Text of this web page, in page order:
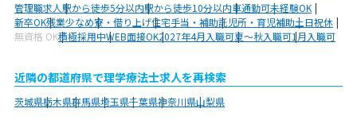
管理職求人駅から徒歩5分以内駅から徒歩10分以内車通勤可未経験OK
新卒OK残業少なめ寮・借り上げ住宅手当・補助託児所・育児補助土日祝休
無資格 OK積極採用中WEB面接OK2027年4月入職可夏～秋入職可1月入職可
近隣の都道府県で理学療法士求人を再検索
茨城県栃木県群馬県埼玉県千葉県神奈川県山梨県